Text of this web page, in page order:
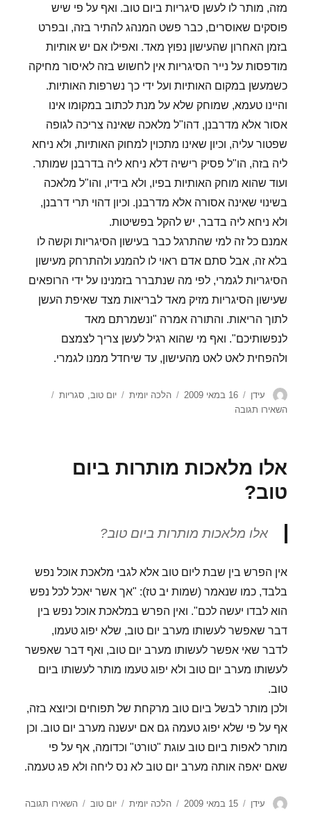
מזה, מותר לו לעשן סיגריות ביום טוב. ואף על פי שיש
פוסקים שאוסרים, כבר פשט המנהג להתיר בזה, ובפרט
בזמן האחרון שהעישון נפוץ מאד. ואפילו אם יש אותיות
מודפסות על נייר הסיגריות אין לחשוש בזה לאיסור מחיקה
כשמעשן במקום האותיות ועל ידי כך נשרפות האותיות.
והיינו טעמא, שמוחק שלא על מנת לכתוב במקומו אינו
אסור אלא מדרבנן, דהו"ל מלאכה שאינה צריכה לגופה
שפטור עליה, וכיון שאינו מתכוין למחוק האותיות, ולא ניחא
ליה בזה, הו"ל פסיק רישיה דלא ניחא ליה בדרבנן שמותר.
ועוד שהוא מוחק האותיות בפיו, ולא בידיו, והו"ל מלאכה
בשינוי שאינה אסורה אלא מדרבנן. וכיון דהוי תרי דרבנן,
ולא ניחא ליה בדבר, יש להקל בפשיטות.
אמנם כל זה למי שהתרגל כבר בעישון הסיגריות וקשה לו
בלא זה, אבל סתם אדם ראוי לו להמנע ולהתרחק מעישון
הסיגריות לגמרי, לפי מה שנתברר בזמנינו על ידי הרופאים
שעישון הסיגריות מזיק מאד לבריאות מצד שאיפת העשן
לתוך הריאות. והתורה אמרה "ונשמרתם מאד
לנפשותיכם". ואף מי שהוא רגיל לעשן צריך לצמצם
ולהפחית לאט לאט מהעישון, עד שיחדל ממנו לגמרי.
מחבר
עידן
פורסם
בתאריך
16 במאי 2009 קטגוריות
הלכה יומית תגיות
יום טוב, סגריות
השאירו תגובה
סגריות
אלו מלאכות מותרות ביום
טוב?
אלו מלאכות מותרות ביום טוב?
אין הפרש בין שבת ליום טוב אלא לגבי מלאכת אוכל נפש
בלבד, כמו שנאמר (שמות יב טז): "אך אשר יאכל לכל נפש
הוא לבדו יעשה לכם". ואין הפרש במלאכת אוכל נפש בין
דבר שאפשר לעשותו מערב יום טוב, שלא יפוג טעמו,
לדבר שאי אפשר לעשותו מערב יום טוב, ואף דבר שאפשר
לעשותו מערב יום טוב ולא יפוג טעמו מותר לעשותו ביום
טוב.
ולכן מותר לבשל ביום טוב מרקחת של תפוחים וכיוצא בזה,
אף על פי שלא יפוג טעמה גם אם יעשנה מערב יום טוב. וכן
מותר לאפות ביום טוב עוגת "טורט" וכדומה, אף על פי
שאם יאפה אותה מערב יום טוב לא נס ליחה ולא פג טעמה.
מחבר
עידן
פורסם
15 במאי 2009 קטגוריות
הלכה יומית תגיות
יום טוב השאירו תגובה